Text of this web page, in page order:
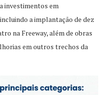
investimentos em
a implantação de dez
na Freeway, além de obras
em outros trechos da